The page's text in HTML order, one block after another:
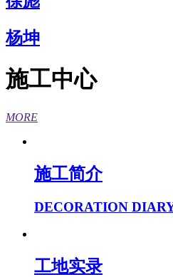
杨坤
施工中心
MORE
施工简介
DECORATION
工地实录